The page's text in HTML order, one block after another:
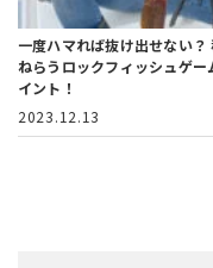
一度ハマれば抜け出せない？
ねらうロックフィッシュゲー
イント！
2023.12.13